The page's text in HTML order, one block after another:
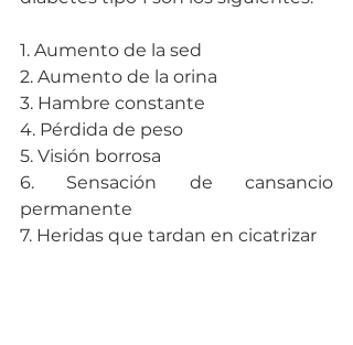
1. Aumento de la sed
2. Aumento de la orina
3. Hambre constante
4. Pérdida de peso
5. Visión borrosa
6. Sensación de cansancio
permanente
7. Heridas que tardan en cicatrizar